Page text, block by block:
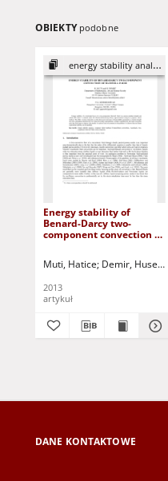
OBIEKTY podobne
energy stability analysis
Energy stability of
Benard-Darcy two-
component convection of
Muti, Hatice Demir, Huseyin
2013
artykuł
DANE KONTAKTOWE